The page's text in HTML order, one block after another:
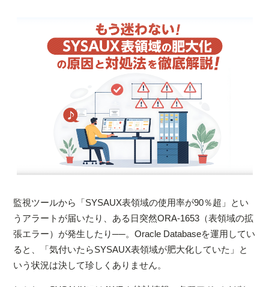
監視ツールから「SYSAUX表領域の使用率が90％超」とい
うアラートが届いたり、ある日突然ORA-1653（表領域の拡
張エラー）が発生したり──。Oracle Databaseを運用してい
ると、「気付いたらSYSAUX表領域が肥大化していた」と
いう状況は決して珍しくありません。